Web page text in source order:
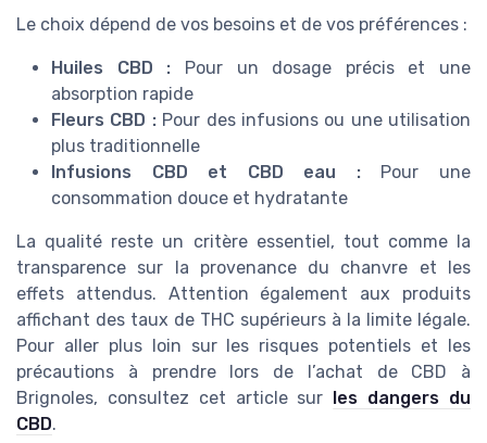
Le choix dépend de vos besoins et de vos préférences :
Huiles CBD : Pour un dosage précis et une
absorption rapide
Fleurs CBD :Pour des infusions ou une utilisation
plus traditionnelle
Infusions CBD et CBD eau :Pour une
consommation douce et hydratante
La qualité reste un critère essentiel, tout comme la
transparence sur la provenance du chanvre et les
effets attendus. Attention également aux produits
affichant des taux de THC supérieurs à la limite légale.
Pour aller plus loin sur les risques potentiels et les
précautions à prendre lors de l’achat de CBD à
Brignoles, consultez cet article sur les dangers du
CBD.